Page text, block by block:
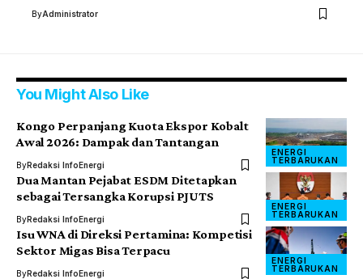
ByAdministrator
You Might Also Like
ENERGI
TERBARUKAN
Kongo Perpanjang Kuota Ekspor Kobalt
Awal 2026: Dampak dan Tantangan
ByRedaksi InfoEnergi
ENERGI
TERBARUKAN
Dua Mantan Pejabat ESDM Ditetapkan
sebagai Tersangka Korupsi PJUTS
ByRedaksi InfoEnergi
ENERGI
TERBARUKAN
Isu WNA di Direksi Pertamina: Kompetisi
Sektor Migas Bisa Terpacu
ByRedaksi InfoEnergi